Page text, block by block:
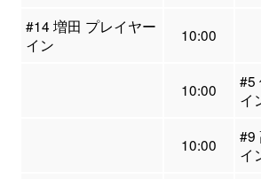
#14 増田 プレイヤー
イン
10:00
10:00
#5
イ
10:00
#9
イ